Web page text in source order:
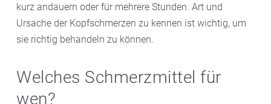
kurz andauern oder für mehrere Stunden. Art und
Ursache der Kopfschmerzen zu kennen ist wichtig, um
sie richtig behandeln zu können.
Welches Schmerzmittel für
wen?